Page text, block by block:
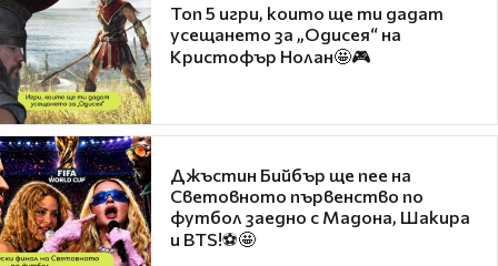
Топ 5 игри, които ще ти дадат
усещането за „Одисея“ на
Кристофър Нолан🤩🎮
Джъстин Бийбър ще пее на
Световното първенство по
футбол заедно с Мадона, Шакира
и BTS!⚽🤩